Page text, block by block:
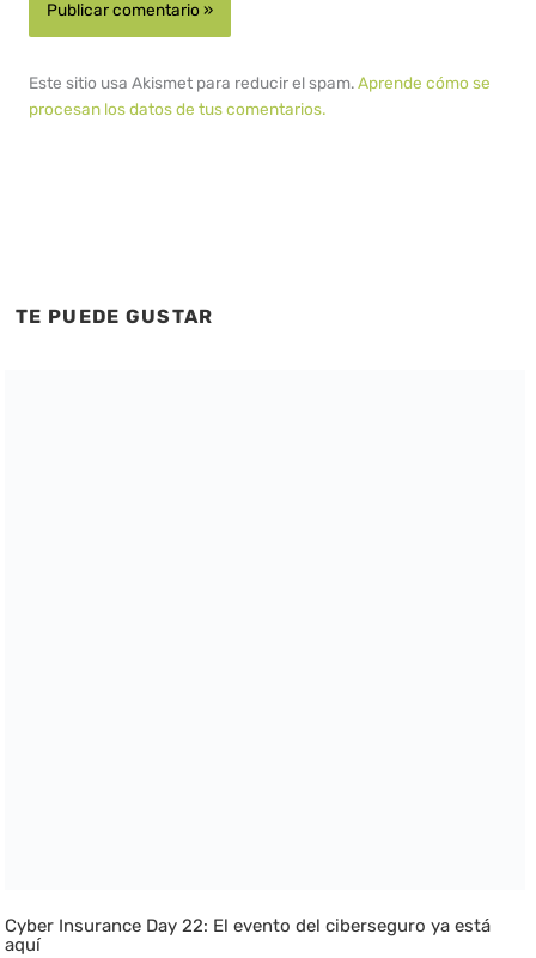
Este sitio usa Akismet para reducir el spam.Aprende cómo se
procesan los datos de tus comentarios.
TE PUEDE GUSTAR
Cyber Insurance Day 22: El evento del ciberseguro ya está
aquí